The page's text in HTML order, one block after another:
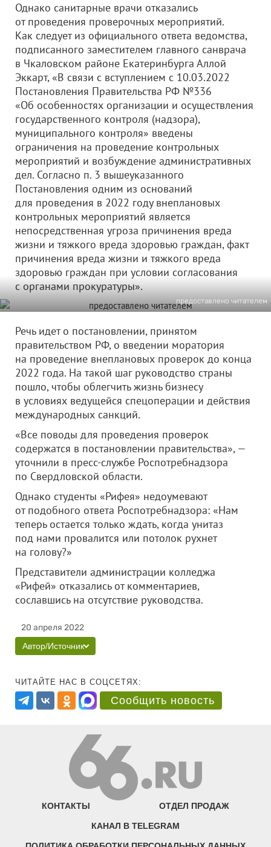
Однако санитарные врачи отказались
от проведения проверочных мероприятий.
Как следует из официального ответа ведомства,
подписанного заместителем главного санврача
в Чкаловском районе Екатеринбурга Аллой
Эккарт, «В связи с вступлением с 10.03.2022
Постановления Правительства РФ №336
«Об особенностях организации и осуществления
государственного контроля (надзора),
муниципального контроля» введены
ограничения на проведение контрольных
мероприятий и возбуждение административных
дел. Согласно п. 3 вышеуказанного
Постановления одним из оснований
для проведения в 2022 году внеплановых
контрольных мероприятий является
непосредственная угроза причинения вреда
жизни и тяжкого вреда здоровью граждан, факт
причинения вреда жизни и тяжкого вреда
здоровью граждан при условии согласования
с органами прокуратуры».
предоставлено читателем
Речь идет о постановлении, принятом
правительством РФ, о введении моратория
на проведение внеплановых проверок до конца
2022 года. На такой шаг руководство страны
пошло, чтобы облегчить жизнь бизнесу
в условиях ведущейся спецоперации и действия
международных санкций.
«Все поводы для проведения проверок
содержатся в постановлении правительства», —
уточнили в пресс-службе Роспотребнадзора
по Свердловской области.
Однако студенты «Рифея» недоумевают
от подобного ответа Роспотребнадзора: «Нам
теперь остается только ждать, когда унитаз
под нами провалится или потолок рухнет
на голову?»
Представители администрации колледжа
«Рифей» отказались от комментариев,
сославшись на отсутствие руководства.
20 апреля 2022
Автор/Источник
ЧИТАЙТЕ НАС В СОЦСЕТЯХ:
Сообщить новость
КОНТАКТЫ ОТДЕЛ ПРОДАЖ
КАНАЛ В TELEGRAM